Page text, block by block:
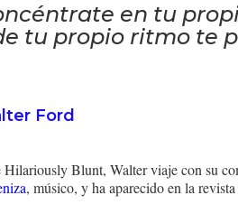
en tu
tu propio ritmo te
Ford
Hilariously Blunt, Walter viaje con su
, músico, y ha aparecido en la